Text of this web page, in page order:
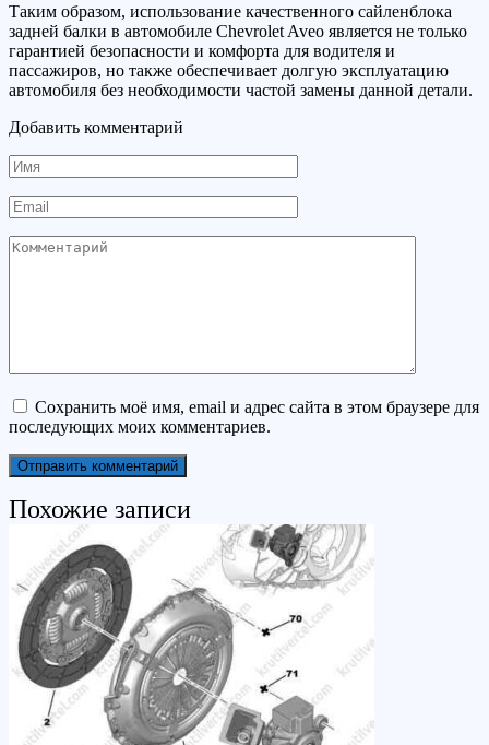
Таким образом, использование качественного сайленблока
задней балки в автомобиле Chevrolet Aveo является не только
гарантией безопасности и комфорта для водителя и
пассажиров, но также обеспечивает долгую эксплуатацию
автомобиля без необходимости частой замены данной детали.
Добавить комментарий
Имя
Email
Комментарий
Сохранить моё имя, email и адрес сайта в этом браузере для
последующих моих комментариев.
Похожие записи